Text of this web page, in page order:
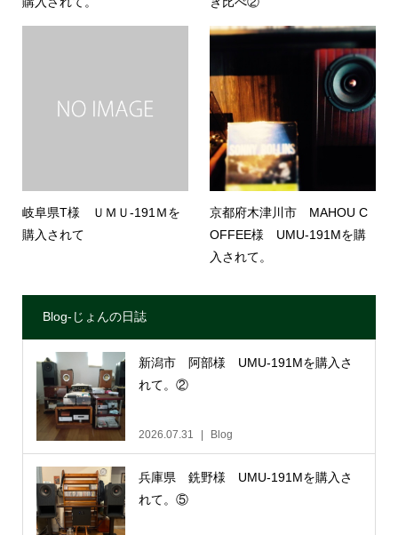
岐阜県T様 ＵＭＵ-191Ｍを
購入されて
京都府木津川市 MAHOU C
OFFEE様 UMU-191Mを購
入されて。
Blog-じょんの日誌
新潟市 阿部様 UMU-191Mを購入さ
れて。②
2026.07.31 Blog
兵庫県 銑野様 UMU-191Mを購入さ
れて。⑤